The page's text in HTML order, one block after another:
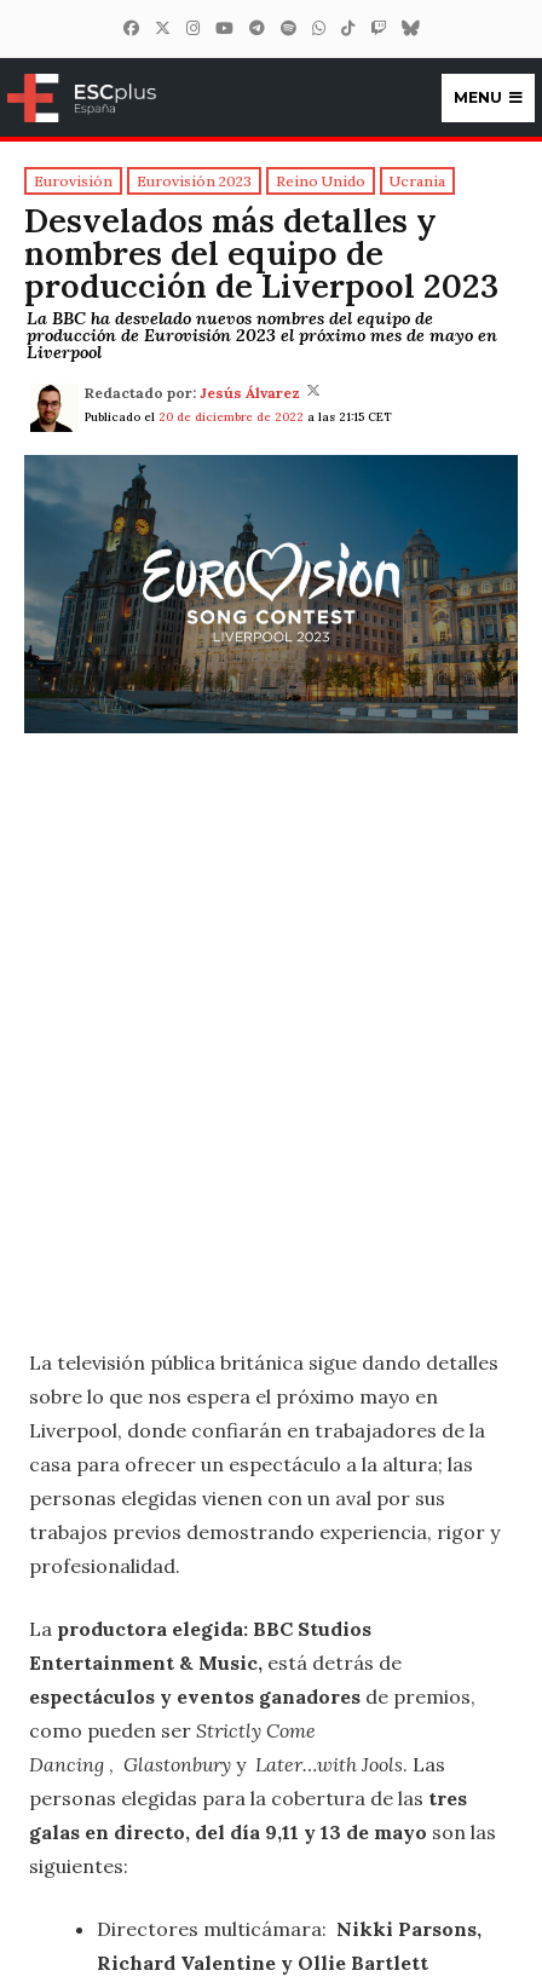
ESCplus España
MENU
Eurovisión Eurovisión 2023 Reino Unido Ucrania
Desvelados más detalles y
nombres del equipo de
producción de Liverpool 2023
La BBC ha desvelado nuevos nombres del equipo de
producción de Eurovisión 2023 el próximo mes de mayo en
Liverpool
Redactado por: Jesús Álvarez
Publicado el 20 de diciembre de 2022 a las 21:15 CET
La televisión pública británica sigue dando detalles
sobre lo que nos espera el próximo mayo en
Liverpool, donde confiarán en trabajadores de la
casa para ofrecer un espectáculo a la altura; las
personas elegidas vienen con un aval por sus
trabajos previos demostrando experiencia, rigor y
profesionalidad.
La productora elegida: BBC Studios
Entertainment & Music, está detrás de
espectáculos y eventos ganadores de premios,
como pueden ser Strictly Come
Dancing , Glastonbury y Later…with Jools. Las
personas elegidas para la cobertura de las tres
galas en directo, del día 9,11 y 13 de mayo son las
siguientes:
Directores multicámara: Nikki Parsons,
Richard Valentine y Ollie Bartlett